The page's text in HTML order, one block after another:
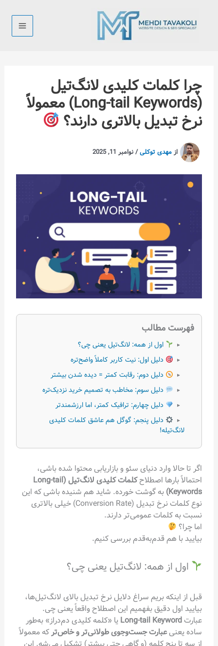
چرا کلمات کلیدی لانگ‌تیل
(Long-tail Keywords) معمولاً
نرخ تبدیل بالاتری دارند؟
از مهدی توکلی/نوامبر 11, 2025
فهرست مطالب
▸ اول از همه: لانگ‌تیل یعنی چی؟
▸ دلیل اول: نیت کاربر کاملاً واضح‌تره
▸ دلیل دوم: رقابت کمتر = دیده شدن بیشتر
▸ دلیل سوم: مخاطب به تصمیم خرید نزدیک‌تره
▸ دلیل چهارم: ترافیک کمتر، اما ارزشمندتر
▸
دلیل پنجم: گوگل هم عاشق کلمات کلیدی
لانگ‌تیله!
اگر تا حالا وارد دنیای سئو و بازاریابی محتوا شده باشی،
احتمالاً بارها اصطلاح
کلمات کلیدی لانگ‌تیل (Long-tail
Keywords) به گوشت خورده. شاید هم شنیده باشی که این
نوع کلمات نرخ تبدیل (Conversion Rate) خیلی بالاتری
نسبت به کلمات عمومی‌تر دارند.
اما چرا؟
بیایید با هم قدم‌به‌قدم بررسی کنیم.
اول از همه: لانگ‌تیل یعنی چی؟
قبل از اینکه بریم سراغ دلایل نرخ تبدیل بالای لانگ‌تیل‌ها،
بیایید اول دقیق بفهمیم این اصطلاح واقعاً یعنی چی.
عبارت Long-tail Keyword یا «کلمه کلیدی دم‌دراز» به‌طور
ساده یعنیعبارت جست‌وجوی طولانی‌تر و خاص‌ترکه معمولاً